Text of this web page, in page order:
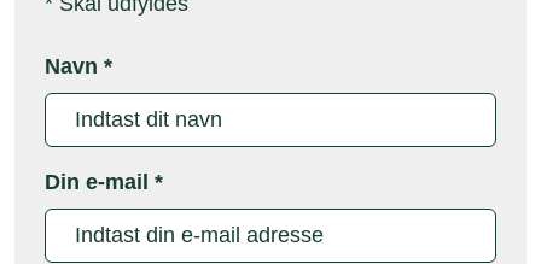
Navn *
Din e-mail *